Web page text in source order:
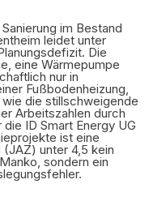
im Bestand
leidet unter
Die
eine Wärmepumpe
nur in
Fußbodenheizung,
die stillschweigende
Arbeitszahlen durch
ID Smart Energy UG
ist eine
unter 4,5 kein
sondern ein